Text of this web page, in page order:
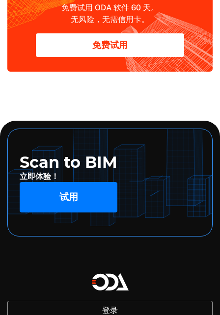
免费试用 ODA 软件 60 天。
无风险，无需信用卡。
免费试用
Scan to BIM
立即体验！
试用
登录